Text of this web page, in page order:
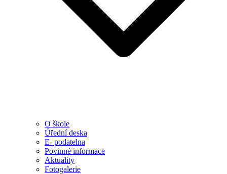
O škole
Úřední deska
E- podatelna
Povinné informace
Aktuality
Fotogalerie